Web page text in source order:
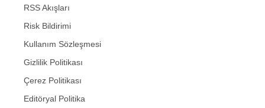
RSS Akışları
Risk Bildirimi
Kullanım Sözleşmesi
Gizlilik Politikası
Çerez Politikası
Editöryal Politika